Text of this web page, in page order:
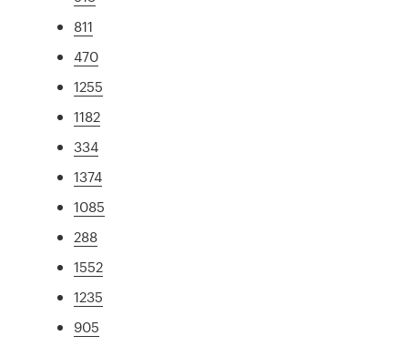
811
470
1255
1182
334
1374
1085
288
1552
1235
905